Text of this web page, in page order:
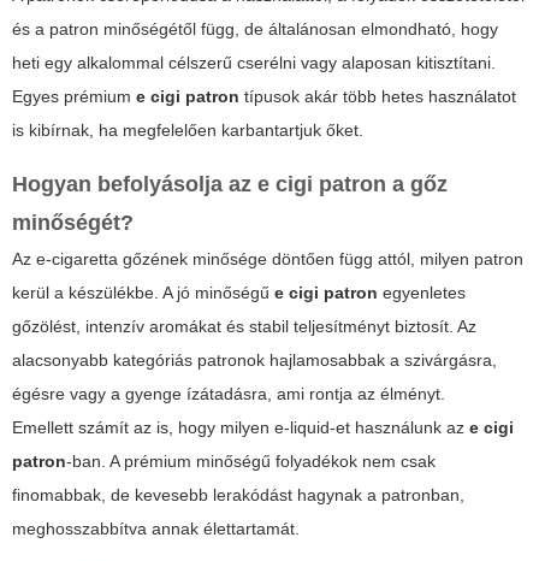
és a patron minőségétől függ, de általánosan elmondható, hogy
heti egy alkalommal célszerű cserélni vagy alaposan kitisztítani.
Egyes prémium e cigi patron típusok akár több hetes használatot
is kibírnak, ha megfelelően karbantartjuk őket.
Hogyan befolyásolja az e cigi patron a gőz
minőségét?
Az e-cigaretta gőzének minősége döntően függ attól, milyen patron
kerül a készülékbe. A jó minőségű e cigi patron egyenletes
gőzölést, intenzív aromákat és stabil teljesítményt biztosít. Az
alacsonyabb kategóriás patronok hajlamosabbak a szivárgásra,
égésre vagy a gyenge ízátadásra, ami rontja az élményt.
Emellett számít az is, hogy milyen e-liquid-et használunk az e cigi
patron-ban. A prémium minőségű folyadékok nem csak
finomabbak, de kevesebb lerakódást hagynak a patronban,
meghosszabbítva annak élettartamát.